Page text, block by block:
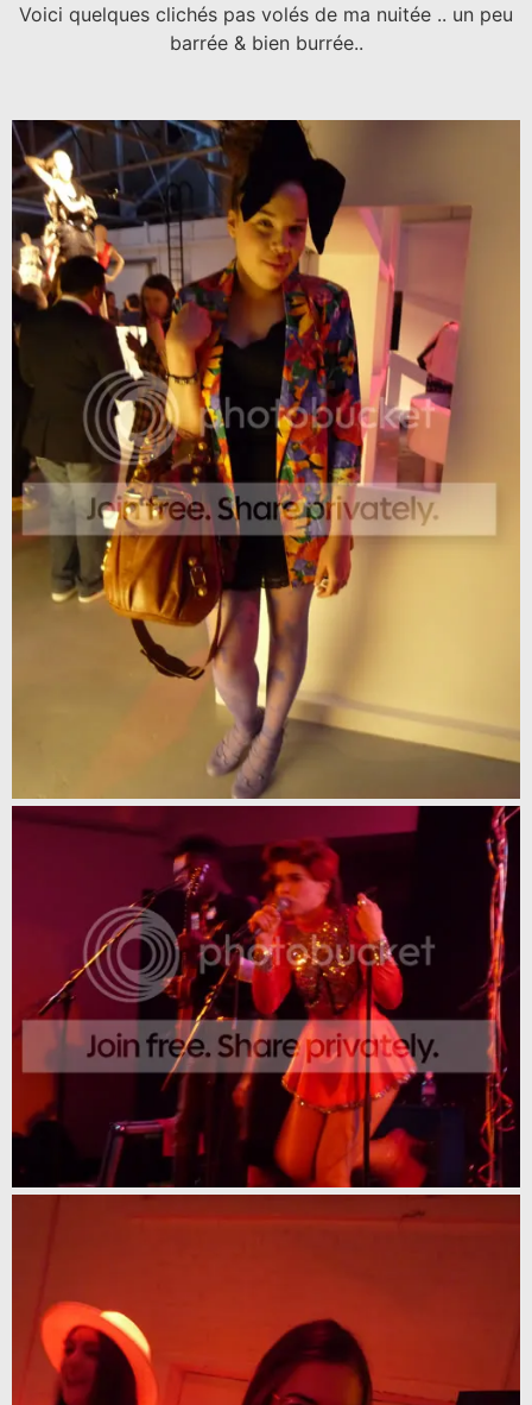
Voici quelques clichés pas volés de ma nuitée .. un peu
barrée & bien burrée..